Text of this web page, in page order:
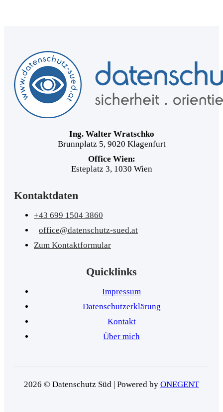
Ing. Walter Wratschko
Brunnplatz 5, 9020 Klagenfurt
Office Wien:
Esteplatz 3, 1030 Wien
Kontaktdaten
+43 699 1504 3860
office@datenschutz-sued.at
Zum Kontaktformular
Quicklinks
Impressum
Datenschutzerklärung
Kontakt
Über mich
2026 © Datenschutz Süd | Powered by ONEGENT